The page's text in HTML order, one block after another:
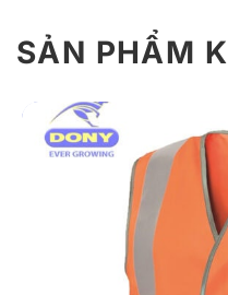
Mẫu đồng phục
SẢN PHẨM